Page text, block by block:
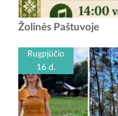
Žolinių šventė Paštuvoje
Žolinės Paštuvoje
Rugpjūčio
16 d.